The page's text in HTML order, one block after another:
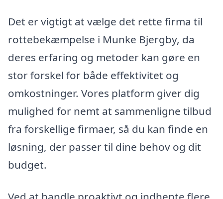
Det er vigtigt at vælge det rette firma til
rottebekæmpelse i Munke Bjergby, da
deres erfaring og metoder kan gøre en
stor forskel for både effektivitet og
omkostninger. Vores platform giver dig
mulighed for nemt at sammenligne tilbud
fra forskellige firmaer, så du kan finde en
løsning, der passer til dine behov og dit
budget.